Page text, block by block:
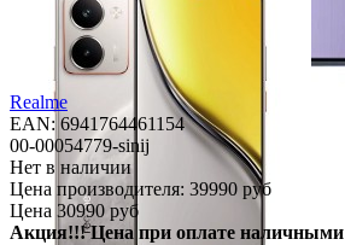
Realme
EAN: 6941764461154
00-00054779-sinij
Нет в наличии
Цена производителя: 39990 руб
Цена 30990 руб
Акция!!! Цена при оплате наличными